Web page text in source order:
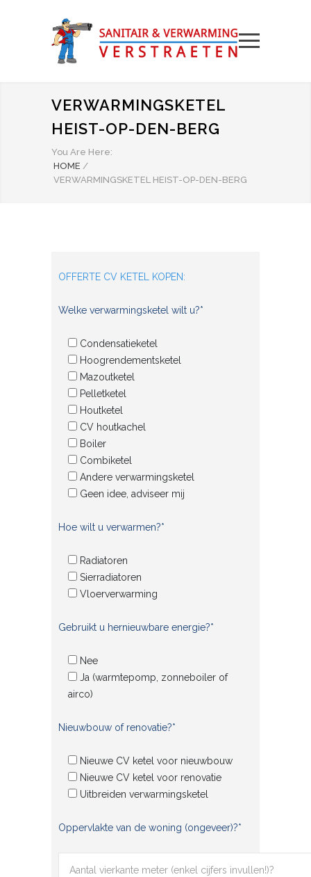
VERWARMINGSKETEL
HEIST-OP-DEN-BERG
You Are Here:
HOME /
VERWARMINGSKETEL HEIST-OP-DEN-BERG
OFFERTE CV KETEL KOPEN:
Welke verwarmingsketel wilt u?*
Condensatieketel
Hoogrendementsketel
Mazoutketel
Pelletketel
Houtketel
CV houtkachel
Boiler
Combiketel
Andere verwarmingsketel
Geen idee, adviseer mij
Hoe wilt u verwarmen?*
Radiatoren
Sierradiatoren
Vloerverwarming
Gebruikt u hernieuwbare energie?*
Nee
Ja (warmtepomp, zonneboiler of
airco)
Nieuwbouw of renovatie?*
Nieuwe CV ketel voor nieuwbouw
Nieuwe CV ketel voor renovatie
Uitbreiden verwarmingsketel
Oppervlakte van de woning (ongeveer)?*